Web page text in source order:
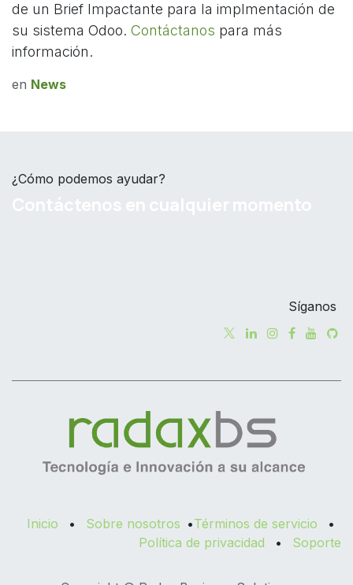
de un Brief Impactante para la implmentación de
su sistema Odoo. Contáctanos para más
información.
en News
¿Cómo podemos ayudar?
Síganos
Inicio • Sobre nosotros •Términos de servicio
•
Política de privacidad
• Soporte